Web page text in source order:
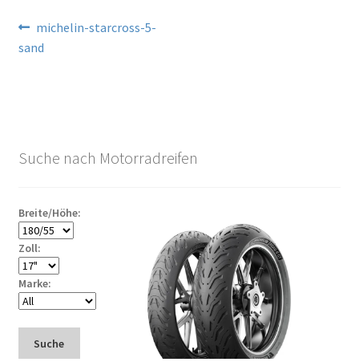
Beitragsnavigation
Vorheriger
Beitrag:
michelin-starcross-5-
sand
Suche nach Motorradreifen
Breite/Höhe:
Zoll:
Marke:
Suche